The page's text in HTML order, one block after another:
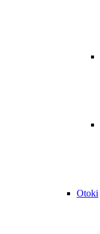
Otoki